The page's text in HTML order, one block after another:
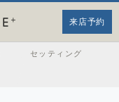
来店予約
セッティング